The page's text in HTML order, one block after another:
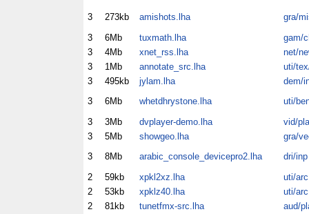
3 273kb amishots.lha
gra/
3
6Mb tuxmath.lha
gam/
3
4Mb xnet_rss.lha
net/
3
1Mb annotate_src.lha
uti/
3
495kb jylam.lha
dem/
3
6Mb whetdhrystone.lha
uti/
3
3Mb dvplayer-demo.lha
vid/pla
3
5Mb showgeo.lha
gra/
3
8Mb arabic_console_devicepro2.lha
dri/inp
2
59kb xpkl2xz.lha
uti/arc
2
53kb xpklz40.lha
uti/arc
2
81kb tunetfmx-src.lha
aud/